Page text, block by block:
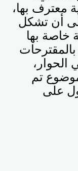
معترف بها،
أن تشكل
خاصة بها
بالمقترحات
تم
على